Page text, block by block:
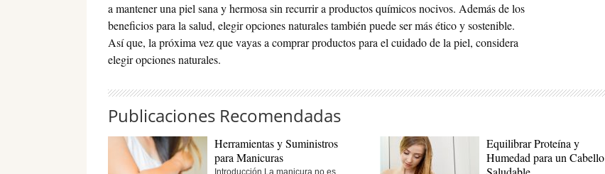
a mantener una piel sana y hermosa sin recurrir a productos químicos nocivos. Además de los
beneficios para la salud, elegir opciones naturales también puede ser más ético y sostenible.
Así que, la próxima vez que vayas a comprar productos para el cuidado de la piel, considera
elegir opciones naturales.
Publicaciones Recomendadas
Herramientas y Suministros
para Manicuras
Introducción La manicura no es
Equilibrar Proteína y
Humedad para un Cabello